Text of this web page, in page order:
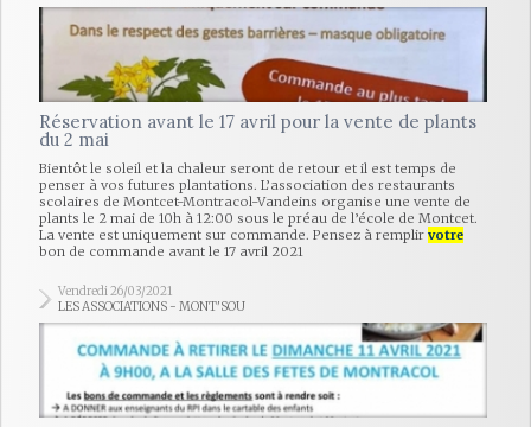
Réservation avant le 17 avril pour la vente de plants
du 2 mai
Bientôt le soleil et la chaleur seront de retour et il est temps de
penser à vos futures plantations. L’association des restaurants
scolaires de Montcet-Montracol-Vandeins organise une vente de
plants le 2 mai de 10h à 12:00 sous le préau de l’école de Montcet.
La vente est uniquement sur commande. Pensez à remplir votre
bon de commande avant le 17 avril 2021
Vendredi 26/03/2021
LES ASSOCIATIONS - MONT'SOU